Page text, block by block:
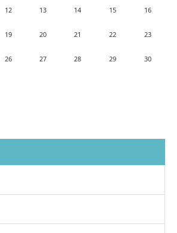
12 13 14 15 16
19 20 21 22 23
26 27 28 29 30